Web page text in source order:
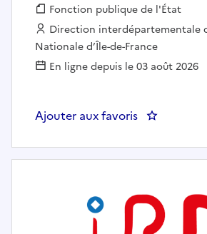
Fonction publique :
Fonction publique de l'État
Employeur :
Direction interdépartementale
Nationale d’Île-de-France
En ligne depuis le 03 août 2026
Ajouter aux favoris : DIPN95 -